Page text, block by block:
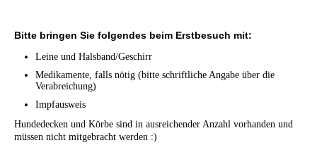
Bitte bringen Sie folgendes beim Erstbesuch mit:
Leine und Halsband/Geschirr
Medikamente, falls nötig (bitte schriftliche Angabe über die
Verabreichung)
Impfausweis
Hundedecken und Körbe sind in ausreichender Anzahl vorhanden und
müssen nicht mitgebracht werden :)